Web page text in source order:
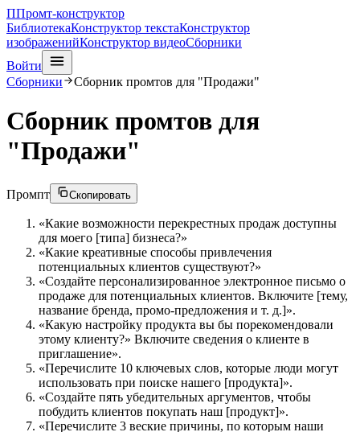
ППромт-конструктор
БиблиотекаКонструктор текстаКонструктор
изображенийКонструктор видеоСборники
Войти
Сборники
Сборник промтов для "Продажи"
Сборник промтов для
"Продажи"
Промпт Скопировать
«Какие возможности перекрестных продаж доступны
для моего [типа] бизнеса?»
«Какие креативные способы привлечения
потенциальных клиентов существуют?»
«Создайте персонализированное электронное письмо о
продаже для потенциальных клиентов. Включите [тему,
название бренда, промо-предложения и т. д.]».
«Какую настройку продукта вы бы порекомендовали
этому клиенту?» Включите сведения о клиенте в
приглашение».
«Перечислите 10 ключевых слов, которые люди могут
использовать при поиске нашего [продукта]».
«Создайте пять убедительных аргументов, чтобы
побудить клиентов покупать наш [продукт]».
«Перечислите 3 веские причины, по которым наши